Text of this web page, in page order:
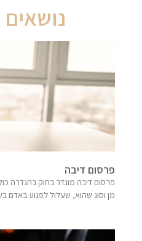
נושאים
פרסום דיבה
פרסום דיבה מוגדר בחוק בהגדרה
מן וסוג שהוא, שעלול לפגוע באדם